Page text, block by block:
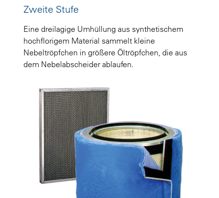
Zweite Stufe
Eine dreilagige Umhüllung aus synthetischem
hochflorigem Material sammelt kleine
Nebeltröpfchen in größere Öltröpfchen, die aus
dem Nebelabscheider ablaufen.